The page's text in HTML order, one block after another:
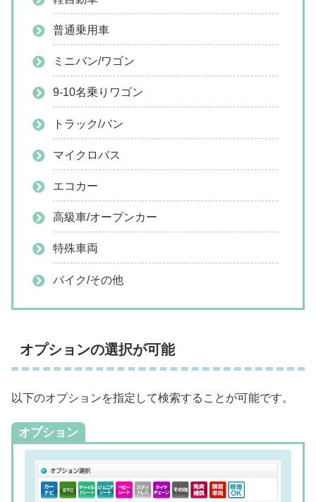
普通乗用車
ミニバン/ワゴン
9-10名乗りワゴン
トラック/バン
マイクロバス
エコカー
高級車/オープンカー
特殊車両
バイク/その他
オプションの選択が可能
以下のオプションを指定して検索することが可能です。
オプション